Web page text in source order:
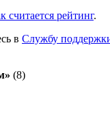
считается рейтинг.
в Службу
(8)